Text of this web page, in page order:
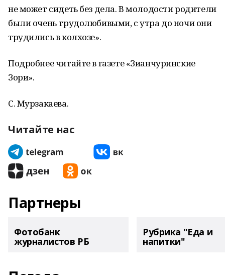
не может сидеть без дела. В молодости родители
были очень трудолюбивыми, с утра до ночи они
трудились в колхозе».
Подробнее читайте в газете «Зианчуринские
Зори».
С. Мурзакаева.
Читайте нас
Партнеры
Фотобанк
журналистов РБ
Рубрика "Еда и
напитки"